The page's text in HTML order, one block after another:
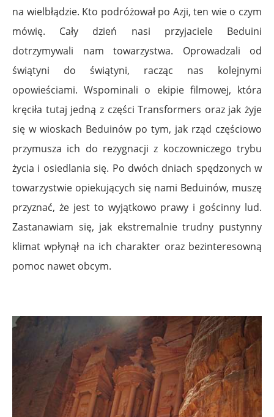
na wielbłądzie. Kto podróżował po Azji, ten wie o czym
mówię. Cały dzień nasi przyjaciele Beduini
dotrzymywali nam towarzystwa. Oprowadzali od
świątyni do świątyni, racząc nas kolejnymi
opowieściami. Wspominali o ekipie filmowej, która
kręciła tutaj jedną z części Transformers oraz jak żyje
się w wioskach Beduinów po tym, jak rząd częściowo
przymusza ich do rezygnacji z koczowniczego trybu
życia i osiedlania się. Po dwóch dniach spędzonych w
towarzystwie opiekujących się nami Beduinów, muszę
przyznać, że jest to wyjątkowo prawy i gościnny lud.
Zastanawiam się, jak ekstremalnie trudny pustynny
klimat wpłynął na ich charakter oraz bezinteresowną
pomoc nawet obcym.